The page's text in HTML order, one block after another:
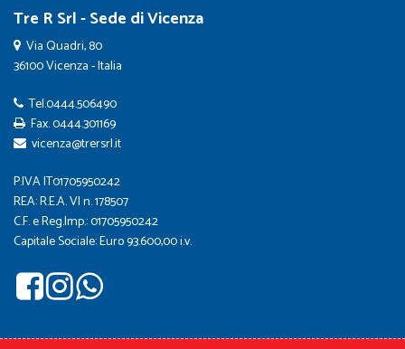
Tre R Srl - Sede di Vicenza
Via Quadri, 80
36100 Vicenza - Italia
Tel.0444.506490
Fax. 0444.301169
vicenza@trersrl.it
P.IVA IT01705950242
REA: R.E.A. VI n. 178507
C.F. e Reg.Imp.: 01705950242
Capitale Sociale: Euro 93.600,00 i.v.